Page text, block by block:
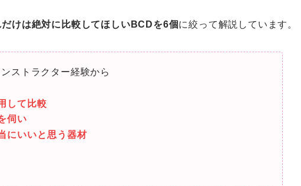
だけは絶対に比較してほしいBCDを6個に絞って解説しています。
ストラクター経験から
して比較
伺い
にいいと思う器材